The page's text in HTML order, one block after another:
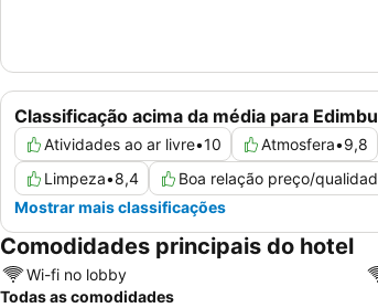
Classificação acima da média para
Atividades ao ar livre•10 Atmosfera•9,8
Limpeza•8,4 Boa relação preço/
Mostrar mais classificações
Comodidades principais do hotel
Wi-fi no lobby
Todas as comodidades